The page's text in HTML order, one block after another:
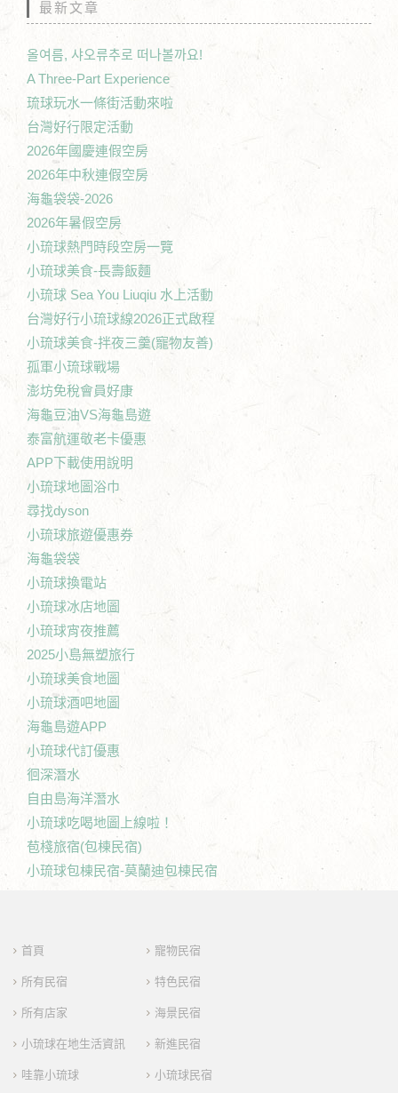
最新文章
올여름, 샤오류추로 떠나볼까요!
A Three-Part Experience
琉球玩水一條街活動來啦
台灣好行限定活動
2026年國慶連假空房
2026年中秋連假空房
海龜袋袋-2026
2026年暑假空房
小琉球熱門時段空房一覽
小琉球美食-長壽飯麵
小琉球 Sea You Liuqiu 水上活動
台灣好行小琉球線2026正式啟程
小琉球美食-拌夜三羹(寵物友善)
孤軍小琉球戰場
澎坊免稅會員好康
海龜豆油VS海龜島遊
泰富航運敬老卡優惠
APP下載使用說明
小琉球地圖浴巾
尋找dyson
小琉球旅遊優惠券
海龜袋袋
小琉球換電站
小琉球冰店地圖
小琉球宵夜推薦
2025小島無塑旅行
小琉球美食地圖
小琉球酒吧地圖
海龜島遊APP
小琉球代訂優惠
徊深潛水
自由島海洋潛水
小琉球吃喝地圖上線啦！
苞棧旅宿(包棟民宿)
小琉球包棟民宿-莫蘭迪包棟民宿
首頁
所有民宿
所有店家
小琉球在地生活資訊
哇靠小琉球
寵物民宿
特色民宿
海景民宿
新進民宿
小琉球民宿